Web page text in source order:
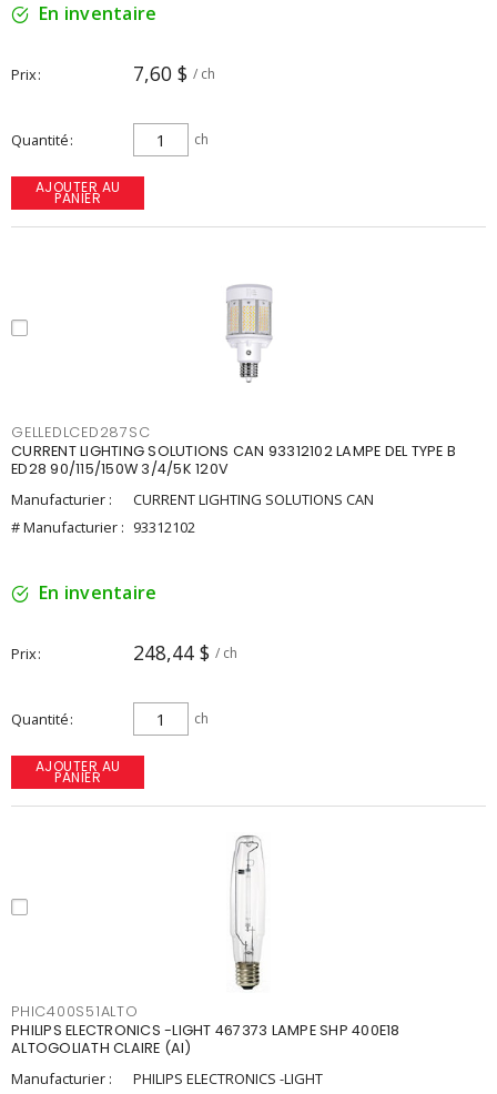
En inventaire
Prix 7,60 $ / ch
Quantité ch
AJOUTER AU
PANIER
GELLEDLCED287SC
CURRENT LIGHTING SOLUTIONS CAN 93312102 LAMPE DEL TYPE B
ED28 90/115/150W 3/4/5K 120V
Manufacturier :
CURRENT LIGHTING SOLUTIONS CAN
# Manufacturier : 93312102
En inventaire
Prix 248,44 $ / ch
Quantité ch
AJOUTER AU
PANIER
PHIC400S51ALTO
PHILIPS ELECTRONICS -LIGHT 467373 LAMPE SHP 400E18
ALTOGOLIATH CLAIRE (AI)
Manufacturier :
PHILIPS ELECTRONICS -LIGHT